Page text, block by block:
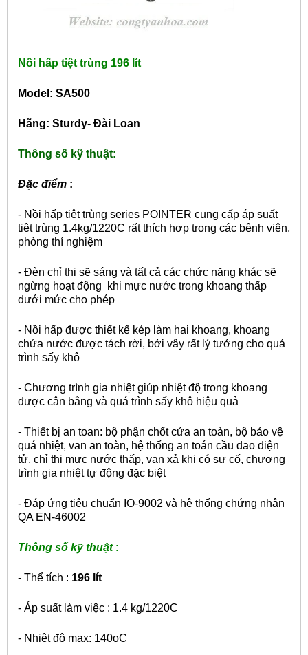
Nồi hấp tiệt trùng 196 lít
Model: SA500
Hãng: Sturdy- Đài Loan
Thông số kỹ thuật:
Đặc điểm :
- Nồi hấp tiệt trùng series POINTER cung cấp áp suất
tiệt trùng 1.4kg/1220C rất thích hợp trong các bệnh viện,
phòng thí nghiệm
- Đèn chỉ thị sẽ sáng và tất cả các chức năng khác sẽ
ngừng hoạt động khi mực nước trong khoang thấp
dưới mức cho phép
- Nồi hấp được thiết kế kép làm hai khoang, khoang
chứa nước được tách rời, bởi vây rất lý tưởng cho quá
trình sấy khô
- Chương trình gia nhiệt giúp nhiệt độ trong khoang
được cân bằng và quá trình sấy khô hiệu quả
- Thiết bị an toan: bộ phận chốt cửa an toàn, bộ bảo vệ
quá nhiệt, van an toàn, hệ thống an toán cầu dao điện
tử, chỉ thị mực nước thấp, van xả khi có sự cố, chương
trình gia nhiệt tự động đặc biệt
- Đáp ứng tiêu chuẩn IO-9002 và hệ thống chứng nhận
QA EN-46002
Thông số kỹ thuật:
- Thể tích : 196 lít
- Áp suất làm việc : 1.4 kg/1220C
- Nhiệt độ max: 140oC